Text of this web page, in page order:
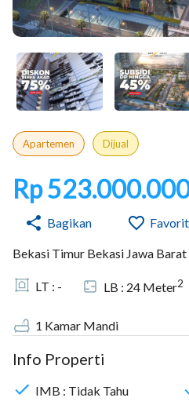
Apartemen Dijual
Rp
Bagikan Favorit
Bekasi Timur Bekasi Jawa
LT : - LB : 24 Meter2
1 Kamar Mandi
Info Properti
IMB : Tidak Tahu